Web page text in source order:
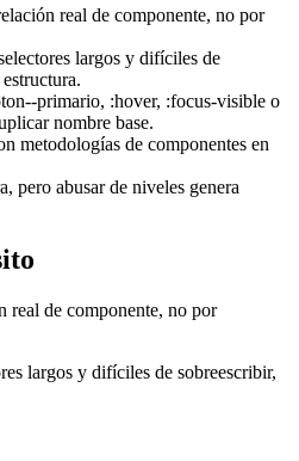
real de componente, no por
largos y difíciles de
primario, :hover, :focus-visible o
nombre base.
metodologías de componentes en
pero abusar de niveles genera
real de componente, no por
largos y difíciles de sobreescribir,